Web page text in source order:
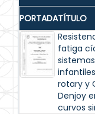
PORTADATÍTULO
fatiga
rotary y
Denjoy
curvos